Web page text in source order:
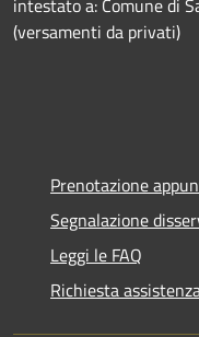
(versamenti da privati)
Prenotazione
Segnalazione
Leggi le FAQ
Richiesta